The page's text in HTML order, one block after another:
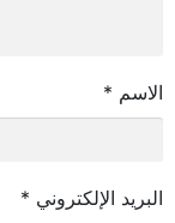
الاسم *
البريد الإلكتروني *